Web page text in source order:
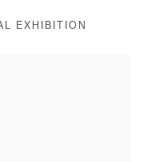
EXHIBITION